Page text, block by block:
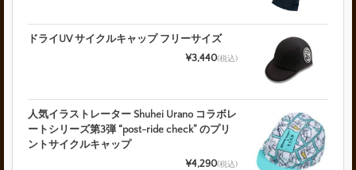
ドライUV サイクルキャップ フリーサイズ
¥3,440(税込)
人気イラストレーター Shuhei Urano コラボレ
ートシリーズ第3弾 “post-ride check” のプリ
ントサイクルキャップ
¥4,290(税込)